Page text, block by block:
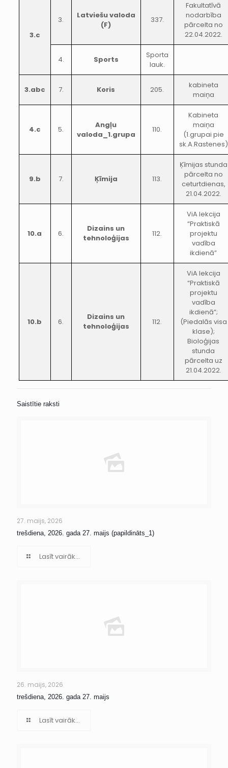
3.c
3.
Latviešu valoda
(F)
337.
Fakultatīvā
nodarbība
pārcelta no
22.04.2022.
4. Sports
Sporta
lauk.
3.abc 7. Koris 205.
kabineta
maiņa
4.c 5.
Angļu
valoda_1.grupa
110.
Kabineta
maiņa
(1.grupai pie
sk.A.Rastenes)
9.b 7. Ķīmija 113.
Ķīmijas stunda
pārcelta no
ceturtdienas,
21.04.2022.
10.a 6.
Dizains un
tehnoloģijas
112.
ViA lekcija
“Praktiskā
projektu
vadība
ikdienā”
10.b 6.
Dizains un
tehnoloģijas
112.
ViA lekcija
“Praktiskā
projektu
vadība
ikdienā”;
(Piedalās visa
klase);
Bioloģijas
stunda
pārcelta uz
21.04.2022.
Saistītie raksti
27. maijs, 2026
trešdiena, 2026. gada 27. maijs (papildināts_1)
Lasīt vairāk...
26. maijs, 2026
trešdiena, 2026. gada 27. maijs
Lasīt vairāk...